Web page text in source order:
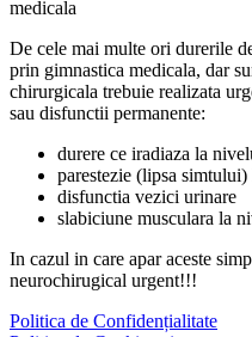
medicala
De cele mai multe ori durerile
prin gimnastica medicala, dar
chirurgicala trebuie realizata
sau disfunctii permanente:
durere ce iradiaza la
parestezie (lipsa
disfunctia vezici urinare
slabiciune musculara la
In cazul in care apar aceste
neurochirugical urgent!!!
Politica de Confidențialitate